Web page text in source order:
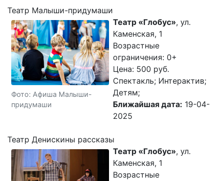
Театр Малыши-придумаши
Фото: Афиша Малыши-
придумаши
Театр «Глобус», ул.
Каменская, 1
Возрастные
ограничения: 0+
Цена: 500 руб.
Спектакль; Интерактив;
Детям;
Ближайшая дата: 19-04-
2025
Театр Денискины рассказы
Театр «Глобус», ул.
Каменская, 1
Возрастные